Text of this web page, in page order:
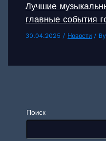
Лучшие
главные события
30.04.2025 / Новости / By
Поиск